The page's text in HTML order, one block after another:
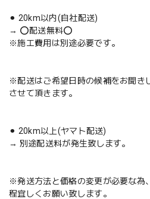
⚫︎ 20km以内(自社配送)
→ ⭕️配送無料⭕️
※施工費用は別途必要です。
※配送はご希望日時の候補をお聞き
させて頂きます。
⚫︎ 20km以上(ヤマト配送)
→ 別途配送料が発生致します。
※発送方法と価格の変更が必要な為
程宜しくお願い致します。